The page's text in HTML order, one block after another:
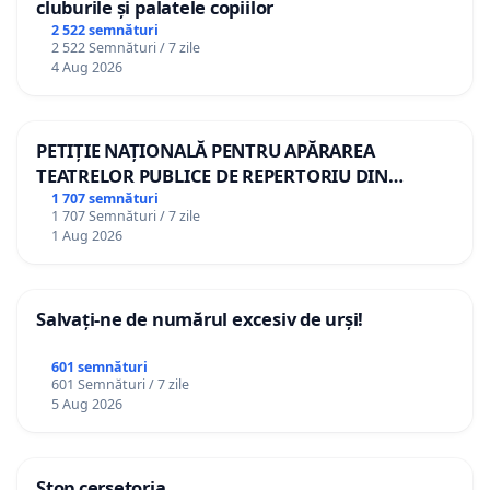
Să spunem lucrurilor pe nume!
Distinsul confrate DI Blaga a atras atentia asupra
sintagmei "profesori in lanturi"!
organizarii concursurilor pentru un post didactic
sunt o formă de "captivitate profesională"?
De ce autonomia universitară poate fi un pretext
Cum se poate corecta această inegalitate?
Ce se poate face?
Posibilitati sunt, daca exista interes si vointa
1. "Recunoașterea națională a titlurilor
cluburile și palatele copiilor
2 522 semnături
2 522 Semnături / 7 zile
4 Aug 2026
PETIȚIE NAȚIONALĂ PENTRU APĂRAREA
TEATRELOR PUBLICE DE REPERTORIU DIN
ROMÂNIA
1 707 semnături
1 707 Semnături / 7 zile
1 Aug 2026
Salvați-ne de numărul excesiv de urși!
601 semnături
601 Semnături / 7 zile
5 Aug 2026